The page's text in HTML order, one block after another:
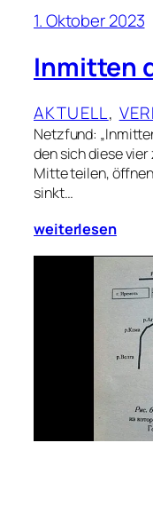
1. Oktober 2023
Inmitten
AKTUELL,
Netzfund:
den sich diese
Mitte teilen,
sinkt…
weiterlesen